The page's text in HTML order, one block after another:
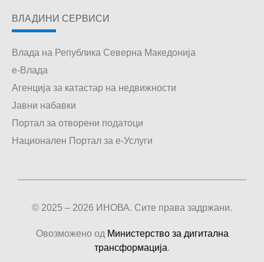
ВЛАДИНИ СЕРВИСИ
Влада на Република Северна Македонија
е-Влада
Агенција за катастар на недвижности
Јавни набавки
Портал за отворени податоци
Национален Портал за е-Услуги
© 2025 – 2026 ИНОВА. Сите права задржани.
Овозможено од Министерство за дигитална
трансформација.